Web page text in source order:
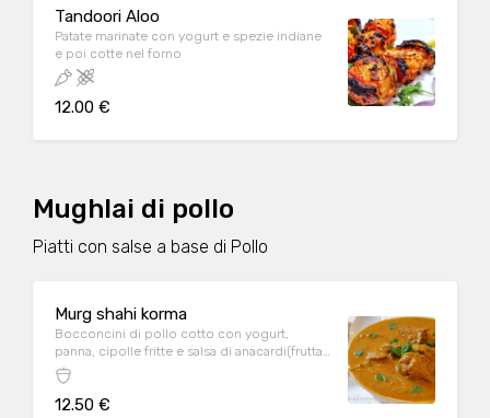
Tandoori Aloo
Patate marinate con yogurt e spezie indiane
e poi cotte nel forno
12.00 €
Mughlai di pollo
Piatti con salse a base di Pollo
Murg shahi korma
Bocconcini di pollo cotto con yogurt,
panna, cipolle fritte e salsa di anacardi(frutta
secca)
12.50 €